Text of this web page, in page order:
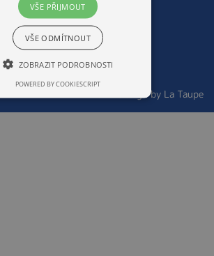
© 2026 Design by La Taupe
VŠE PŘIJMOUT
VŠE ODMÍTNOUT
ZOBRAZIT PODROBNOSTI
POWERED BY COOKIESCRIPT